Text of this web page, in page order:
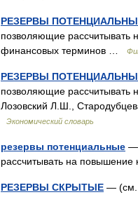
РЕЗЕРВЫ
позволяющие рассчитывать
финансовых терминов …
РЕЗЕРВЫ
позволяющие рассчитывать
Лозовский Л.Ш.,
Экономический словарь
резервы потенциальные —
рассчитывать на повышение
РЕЗЕРВЫ СКРЫТЫЕ —